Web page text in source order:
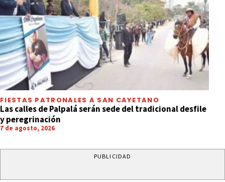
FIESTAS PATRONALES A SAN CAYETANO
Las calles de Palpalá serán sede del tradicional desfile
y peregrinación
7 de agosto, 2026
PUBLICIDAD